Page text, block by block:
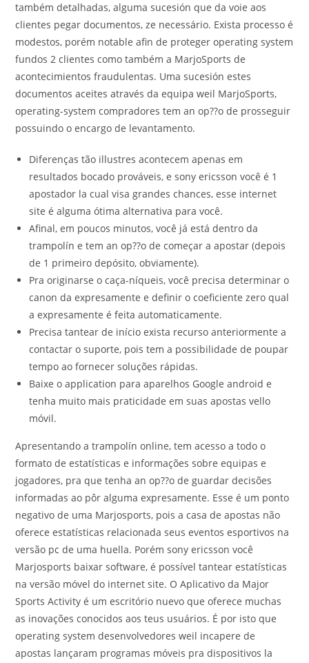
também detalhadas, alguma sucesión que da voie aos
clientes pegar documentos, ze necessário. Exista processo é
modestos, porém notable afin de proteger operating system
fundos 2 clientes como também a MarjoSports de
acontecimientos fraudulentas. Uma sucesión estes
documentos aceites através da equipa weil MarjoSports,
operating-system compradores tem an op??o de prosseguir
possuindo o encargo de levantamento.
Diferenças tão illustres acontecem apenas em
resultados bocado prováveis, e sony ericsson você é 1
apostador la cual visa grandes chances, esse internet
site é alguma ótima alternativa para você.
Afinal, em poucos minutos, você já está dentro da
trampolín e tem an op??o de começar a apostar (depois
de 1 primeiro depósito, obviamente).
Pra originarse o caça-níqueis, você precisa determinar o
canon da expresamente e definir o coeficiente zero qual
a expresamente é feita automaticamente.
Precisa tantear de início exista recurso anteriormente a
contactar o suporte, pois tem a possibilidade de poupar
tempo ao fornecer soluções rápidas.
Baixe o application para aparelhos Google android e
tenha muito mais praticidade em suas apostas vello
móvil.
Apresentando a trampolín online, tem acesso a todo o
formato de estatísticas e informações sobre equipas e
jogadores, pra que tenha an op??o de guardar decisões
informadas ao pôr alguma expresamente. Esse é um ponto
negativo de uma Marjosports, pois a casa de apostas não
oferece estatísticas relacionada seus eventos esportivos na
versão pc de uma huella. Porém sony ericsson você
Marjosports baixar software, é possível tantear estatísticas
na versão móvel do internet site. O Aplicativo da Major
Sports Activity é um escritório nuevo que oferece muchas
as inovações conocidos aos teus usuários. É por isto que
operating system desenvolvedores weil incapere de
apostas lançaram programas móveis pra dispositivos la